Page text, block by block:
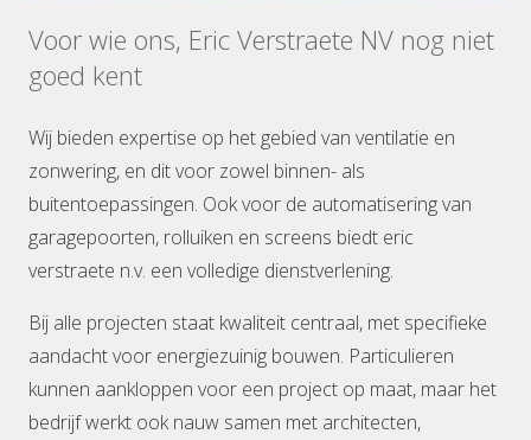
Voor wie ons, Eric Verstraete NV nog niet
goed kent
Wij bieden expertise op het gebied van ventilatie en
zonwering, en dit voor zowel binnen- als
buitentoepassingen. Ook voor de automatisering van
garagepoorten, rolluiken en screens biedt eric
verstraete n.v. een volledige dienstverlening.
Bij alle projecten staat kwaliteit centraal, met specifieke
aandacht voor energiezuinig bouwen. Particulieren
kunnen aankloppen voor een project op maat, maar het
bedrijf werkt ook nauw samen met architecten,